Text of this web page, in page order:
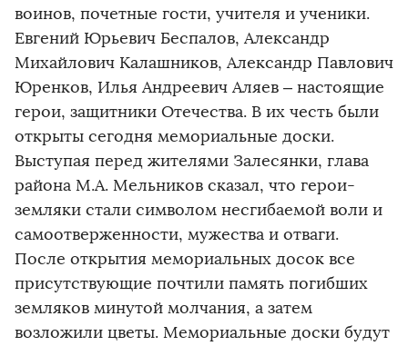
воинов, почетные гости, учителя и ученики.
Евгений Юрьевич Беспалов, Александр
Михайлович Калашников, Александр Павлович
Юренков, Илья Андреевич Аляев – настоящие
герои, защитники Отечества. В их честь были
открыты сегодня мемориальные доски.
Выступая перед жителями Залесянки, глава
района М.А. Мельников сказал, что герои-
земляки стали символом несгибаемой воли и
самоотверженности, мужества и отваги.
После открытия мемориальных досок все
присутствующие почтили память погибших
земляков минутой молчания, а затем
возложили цветы. Мемориальные доски будут